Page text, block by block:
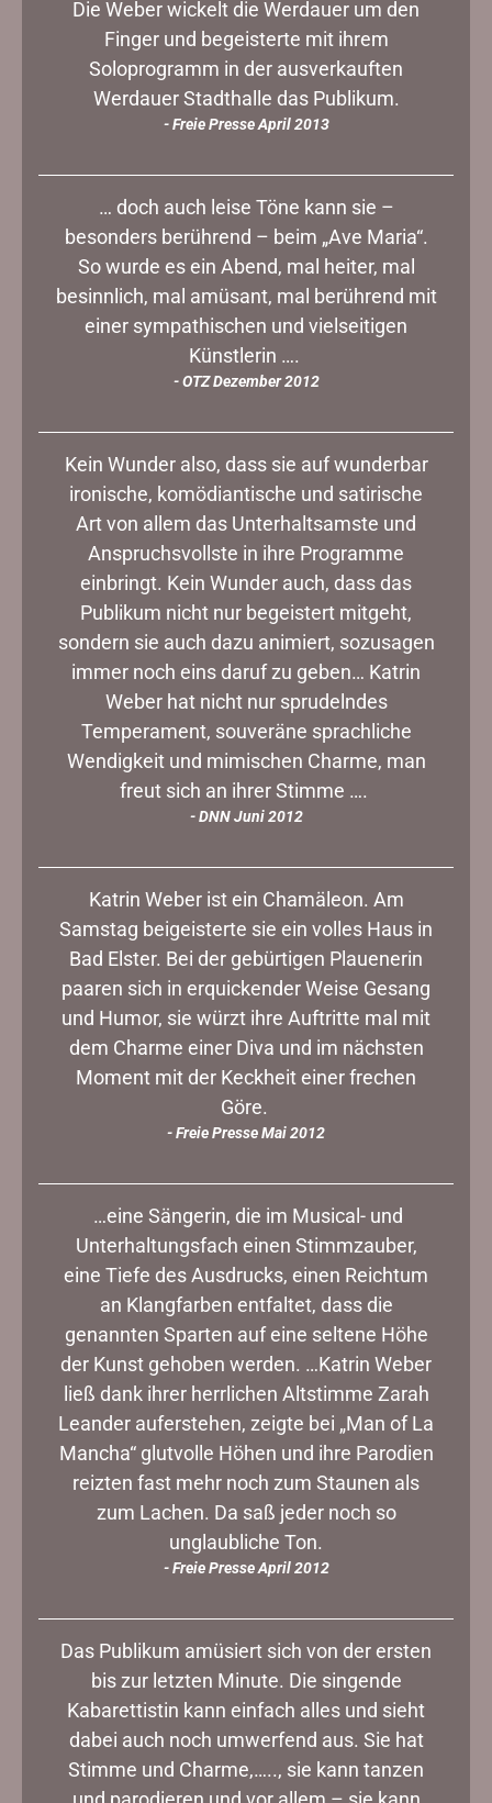
Die Weber wickelt die Werdauer um den
Finger und begeisterte mit ihrem
Soloprogramm in der ausverkauften
Werdauer Stadthalle das Publikum.
- Freie Presse April 2013
… doch auch leise Töne kann sie –
besonders berührend – beim „Ave Maria“.
So wurde es ein Abend, mal heiter, mal
besinnlich, mal amüsant, mal berührend mit
einer sympathischen und vielseitigen
Künstlerin ….
- OTZ Dezember 2012
Kein Wunder also, dass sie auf wunderbar
ironische, komödiantische und satirische
Art von allem das Unterhaltsamste und
Anspruchsvollste in ihre Programme
einbringt. Kein Wunder auch, dass das
Publikum nicht nur begeistert mitgeht,
sondern sie auch dazu animiert, sozusagen
immer noch eins daruf zu geben… Katrin
Weber hat nicht nur sprudelndes
Temperament, souveräne sprachliche
Wendigkeit und mimischen Charme, man
freut sich an ihrer Stimme ….
- DNN Juni 2012
Katrin Weber ist ein Chamäleon. Am
Samstag beigeisterte sie ein volles Haus in
Bad Elster. Bei der gebürtigen Plauenerin
paaren sich in erquickender Weise Gesang
und Humor, sie würzt ihre Auftritte mal mit
dem Charme einer Diva und im nächsten
Moment mit der Keckheit einer frechen
Göre.
- Freie Presse Mai 2012
…eine Sängerin, die im Musical- und
Unterhaltungsfach einen Stimmzauber,
eine Tiefe des Ausdrucks, einen Reichtum
an Klangfarben entfaltet, dass die
genannten Sparten auf eine seltene Höhe
der Kunst gehoben werden. …Katrin Weber
ließ dank ihrer herrlichen Altstimme Zarah
Leander auferstehen, zeigte bei „Man of La
Mancha“ glutvolle Höhen und ihre Parodien
reizten fast mehr noch zum Staunen als
zum Lachen. Da saß jeder noch so
unglaubliche Ton.
- Freie Presse April 2012
Das Publikum amüsiert sich von der ersten
bis zur letzten Minute. Die singende
Kabarettistin kann einfach alles und sieht
dabei auch noch umwerfend aus. Sie hat
Stimme und Charme,….., sie kann tanzen